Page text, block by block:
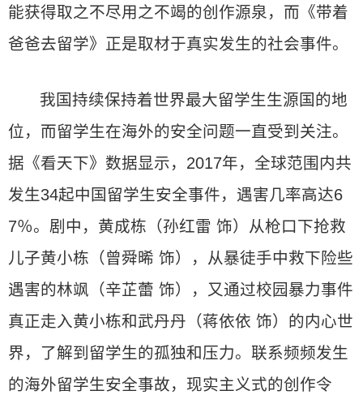
能获得取之不尽用之不竭的创作源泉，而《带着
爸爸去留学》正是取材于真实发生的社会事件。
我国持续保持着世界最大留学生生源国的地
位，而留学生在海外的安全问题一直受到关注。
据《看天下》数据显示，2017年，全球范围内共
发生34起中国留学生安全事件，遇害几率高达6
7％。剧中，黄成栋（孙红雷 饰）从枪口下抢救
儿子黄小栋（曾舜晞 饰），从暴徒手中救下险些
遇害的林飒（辛芷蕾 饰），又通过校园暴力事件
真正走入黄小栋和武丹丹（蒋依依 饰）的内心世
界，了解到留学生的孤独和压力。联系频频发生
的海外留学生安全事故，现实主义式的创作令